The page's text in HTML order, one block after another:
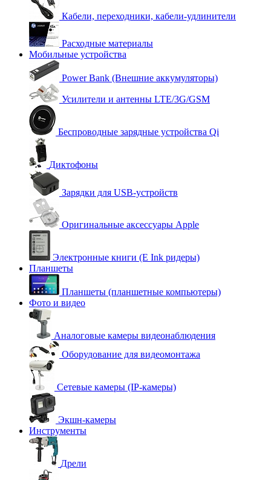
Кабели, переходники, кабели-удлинители
Расходные материалы
Мобильные устройства
Power Bank (Внешние аккумуляторы)
Усилители и антенны LTE/3G/GSM
Беспроводные зарядные устройства Qi
Диктофоны
Зарядки для USB-устройств
Оригинальные аксессуары Apple
Электронные книги (E Ink ридеры)
Планшеты
Планшеты (планшетные компьютеры)
Фото и видео
Аналоговые камеры видеонаблюдения
Оборудование для видеомонтажа
Сетевые камеры (IP-камеры)
Экшн-камеры
Инструменты
Дрели